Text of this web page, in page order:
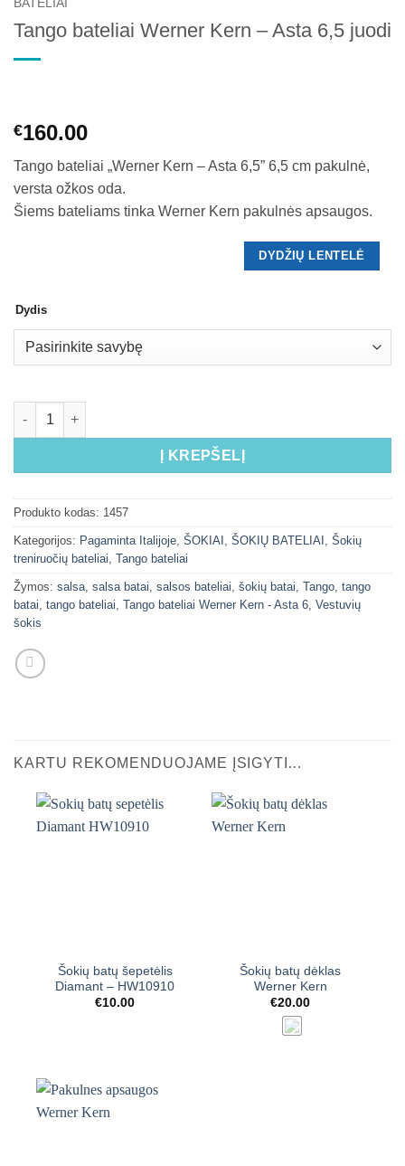
BATELIAI
Tango bateliai Werner Kern – Asta 6,5 juodi
€160.00
Tango bateliai „Werner Kern – Asta 6,5” 6,5 cm pakulnė,
versta ožkos oda.
Šiems bateliams tinka Werner Kern pakulnės apsaugos.
DYDŽIŲ LENTELĖ
Dydis
Į KREPŠELĮ
Produkto kodas: 1457
Kategorijos: Pagaminta Italijoje, ŠOKIAI , ŠOKIŲ BATELIAI , Šokių
treniruočių bateliai, Tango bateliai
Žymos: salsa, salsa batai, salsos bateliai, šokių batai, Tango, tango
batai, tango bateliai, Tango bateliai Werner Kern - Asta 6, Vestuvių
šokis
KARTU REKOMENDUOJAME ĮSIGYTI…
Šokių batų šepetėlis
Diamant – HW10910
€10.00
Šokių batų dėklas
Werner Kern
€20.00